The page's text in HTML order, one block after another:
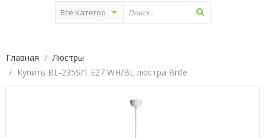
Главная
Люстры
Купить BL-235S/1 E27 WH/BL люстра Brille